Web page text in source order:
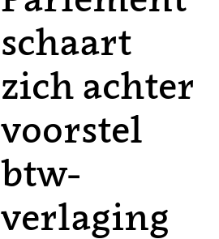
schaart
zich achter
voorstel
btw-
verlaging